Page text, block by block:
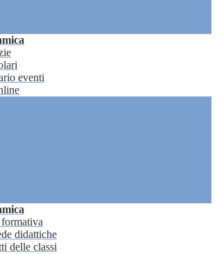
eventi
didattiche
delle classi